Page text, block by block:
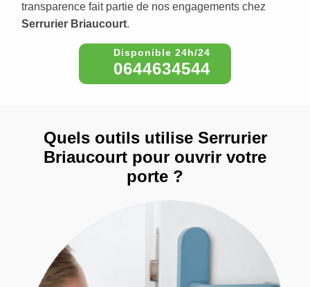
transparence fait partie de nos engagements chez
Serrurier Briaucourt.
0644634544
Quels outils utilise Serrurier
Briaucourt pour ouvrir votre
porte ?